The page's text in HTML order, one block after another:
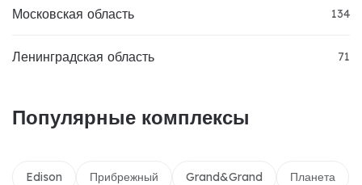
Московская область 134
Ленинградская область 71
Популярные комплексы
Edison Прибрежный Grand&Grand Планета